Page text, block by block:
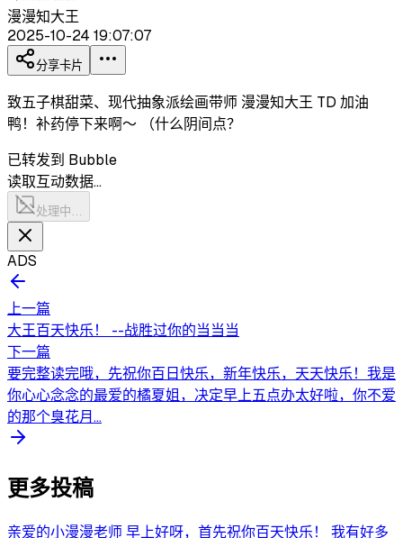
漫漫知大王
2025-10-24 19:07:07
分享卡片
致五子棋甜菜、现代抽象派绘画带师 漫漫知大王 TD 加油
鸭！补药停下来啊～ （什么阴间点？
已转发到 Bubble
读取互动数据…
处理中…
ADS
上一篇
大王百天快乐！ --战胜过你的当当当
下一篇
要完整读完哦，先祝你百日快乐，新年快乐，天天快乐！我是
你心心念念的最爱的橘夏姐，决定早上五点办太好啦，你不爱
的那个臭花月...
更多投稿
亲爱的小漫漫老师 早上好呀，首先祝你百天快乐！ 我有好多